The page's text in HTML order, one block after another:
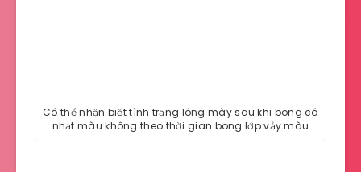
Có thể nhận biết tình trạng lông mày sau khi bong có
nhạt màu không theo thời gian bong lớp vảy màu